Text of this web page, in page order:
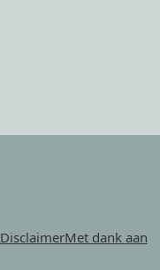
DisclaimerMet dank aan